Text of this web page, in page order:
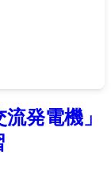
発電機」